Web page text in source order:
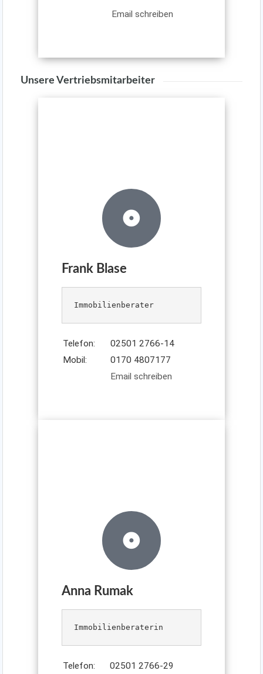
Email schreiben
Unsere Vertriebsmitarbeiter
Frank Blase
Immobilienberater
Telefon:
02501 2766-14
Mobil:
0170 4807177
Email schreiben
Anna Rumak
Telefon:
02501 2766-29